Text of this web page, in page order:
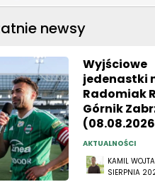
newsy
Wyjściowe
jedenastki
Radomiak
Górnik
AKTUALNOŚCI
KAMIL
SIERPNIA